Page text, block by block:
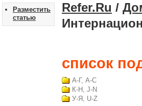
Разместить
статью
Refer.Ru /
список
А-Г, A-C
К-Н, J-N
У-Я, U-Z